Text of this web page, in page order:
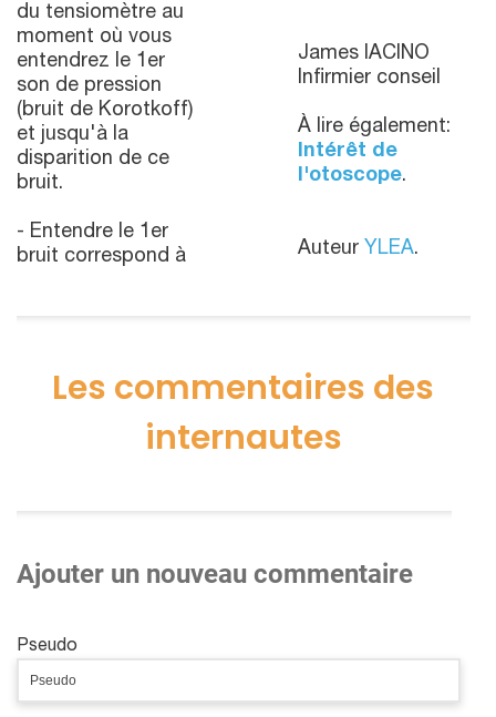
du tensiomètre au
moment où vous
entendrez le 1er
son de pression
(bruit de Korotkoff)
et jusqu'à la
disparition de ce
bruit.
- Entendre le 1er
bruit correspond à
James IACINO
Infirmier conseil
À lire également:
Intérêt de
l'otoscope.
Auteur YLEA.
Les commentaires des
internautes
Ajouter un nouveau commentaire
Pseudo